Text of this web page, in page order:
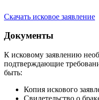
Скачать исковое заявление
Документы
К исковому заявлению
подтверждающие
быть:
Копия искового